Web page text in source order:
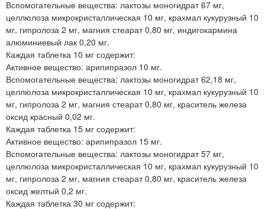
Вспомогательные вещества: лактозы моногидрат 67 мг,
целлюлоза микрокристаллическая 10 мг, крахмал кукурузный 10
мг, гипролоза 2 мг, магния стеарат 0,80 мг, индигокармина
алюминиевый лак 0,20 мг.
Каждая таблетка 10 мг содержит:
Активное вещество: арипипразол 10 мг.
Вспомогательные вещества: лактозы моногидрат 62,18 мг,
целлюлоза микрокристаллическая 10 мг, крахмал кукурузный 10
мг, гипролоза 2 мг, магния стеарат 0,80 мг, краситель железа
оксид красный 0,02 мг.
Каждая таблетка 15 мг содержит:
Активное вещество: арипипразол 15 мг.
Вспомогательные вещества: лактозы моногидрат 57 мг,
целлюлоза микрокристаллическая 10 мг, крахмал кукурузный 10
мг, гипролоза 2 мг, магния стеарат 0,80 мг, краситель железа
оксид желтый 0,2 мг.
Каждая таблетка 30 мг содержит: